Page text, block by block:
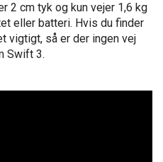
2 cm tyk og kun vejer 1,6 kg
eller batteri. Hvis du finder
vigtigt, så er der ingen vej
Swift 3.